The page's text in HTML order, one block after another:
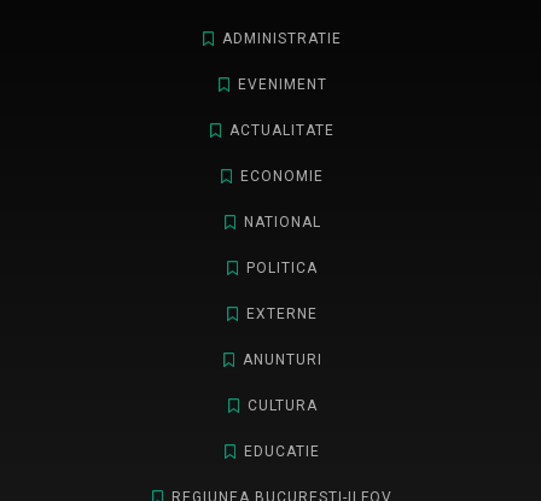
ADMINISTRATIE
EVENIMENT
ACTUALITATE
ECONOMIE
NATIONAL
POLITICA
EXTERNE
ANUNTURI
CULTURA
EDUCATIE
REGIUNEA BUCURESTI-ILFOV